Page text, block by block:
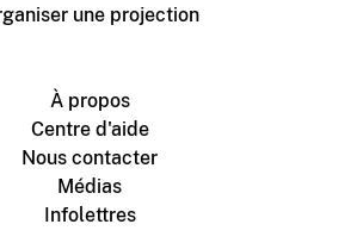
une projection
À propos
Centre d'aide
Nous contacter
Médias
Infolettres